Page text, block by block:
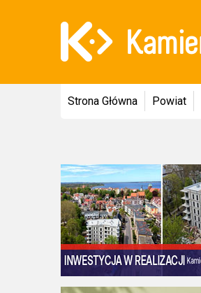
Strona Główna Powiat